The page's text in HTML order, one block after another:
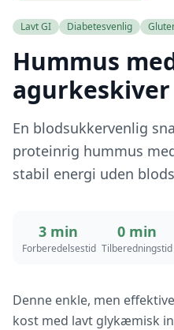
Lavt GI Diabetesvenlig
Hummus
agurkeskiver
En blodsukkervenlig
proteinrig hummus
stabil energi uden
3 min
Forberedelsestid
0 min
Tilberedningstid
Denne enkle, men
kost med lavt glykæmisk